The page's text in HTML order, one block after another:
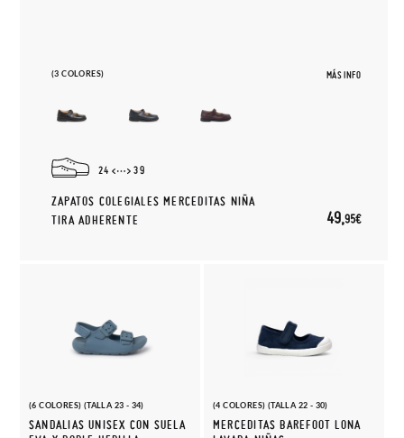
(3 COLORES) MÁS INFO
24 39
ZAPATOS COLEGIALES MERCEDITAS NIÑA
TIRA ADHERENTE
49,95€
(6 COLORES) (TALLA 23 - 34)
SANDALIAS UNISEX CON SUELA
(4 COLORES) (TALLA 22 - 30)
MERCEDITAS BAREFOOT LONA